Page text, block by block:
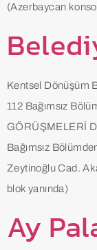
(Azerbaycan
Kentsel Dönüşüm
112 Bağımsız
GÖRÜŞMELERİ
Bağımsız
Zeytinoğlu Cad.
blok yanında)
Ay